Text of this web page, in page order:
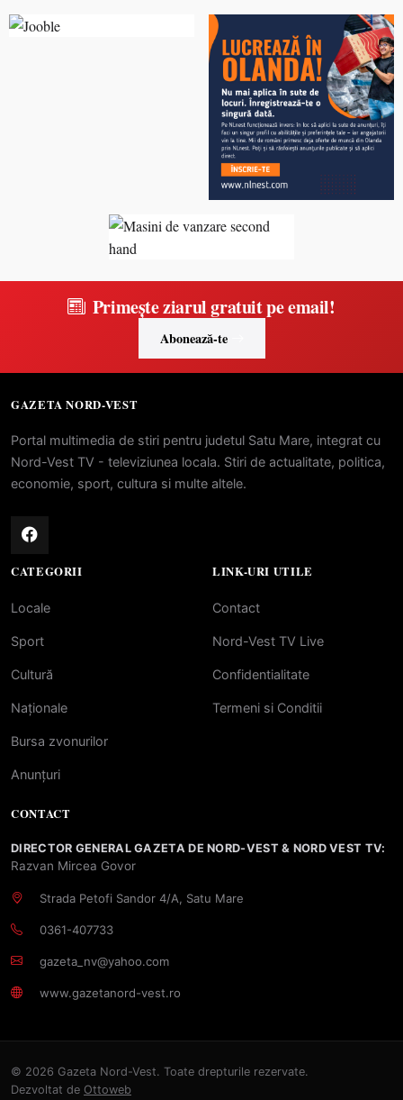
Primește ziarul gratuit pe email!
Abonează-te
GAZETA NORD-VEST
Portal multimedia de stiri pentru judetul Satu Mare, integrat cu
Nord-Vest TV - televiziunea locala. Stiri de actualitate, politica,
economie, sport, cultura si multe altele.
CATEGORII
Locale
Sport
Cultură
Naționale
Bursa zvonurilor
Anunțuri
LINK-URI UTILE
Contact
Nord-Vest TV Live
Confidentialitate
Termeni si Conditii
CONTACT
DIRECTOR GENERAL GAZETA DE NORD-VEST & NORD VEST TV:
Razvan Mircea Govor
Strada Petofi Sandor 4/A, Satu Mare
0361-407733
gazeta_nv@yahoo.com
www.gazetanord-vest.ro
© 2026 Gazeta Nord-Vest. Toate drepturile rezervate.
Dezvoltat de Ottoweb